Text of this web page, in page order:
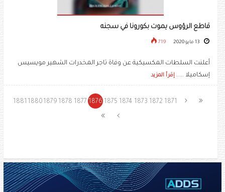
قاطع الرؤوس يموت بكورونا في سجنه
719
أعلنت السلطات المكسيكية عن وفاة تاجر المخدرات الشهير مويسيس
إسكاميلا ..... إقرأ المزيد
1871
1872
1873
1874
1875
1876
1877
1878
1879
1880
1881